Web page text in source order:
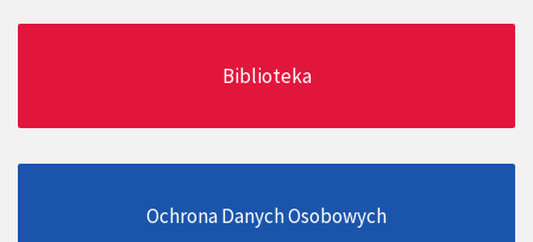
Biblioteka
Ochrona Danych Osobowych